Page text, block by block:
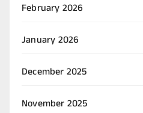
February 2026
January 2026
December 2025
November 2025